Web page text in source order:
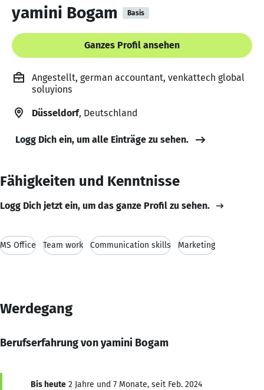
yamini Bogam Basis
Ganzes Profil ansehen
Angestellt, german accountant, venkattech global
soluyions
Düsseldorf, Deutschland
Logg Dich ein, um alle Einträge zu sehen.
Fähigkeiten und Kenntnisse
Logg Dich jetzt ein, um das ganze Profil zu sehen.
MS Office Team work Communication skills Marketing
Werdegang
Berufserfahrung von yamini Bogam
Bis heute 2 Jahre und 7 Monate, seit Feb. 2024